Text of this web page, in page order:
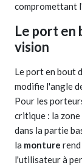
compromettant
Le port en
vision
Le port en bout
modifie l'angle
Pour les
critique : la
dans la partie
la monture
l'utilisateur à